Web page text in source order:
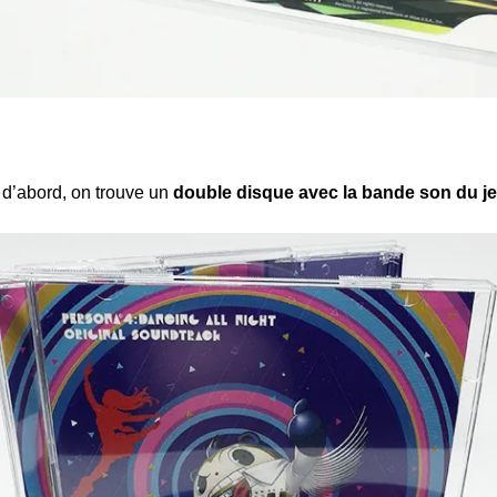
on trouve un double disque avec la bande son du